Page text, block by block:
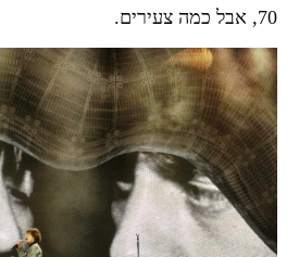
70, אבל כמה צעירים.